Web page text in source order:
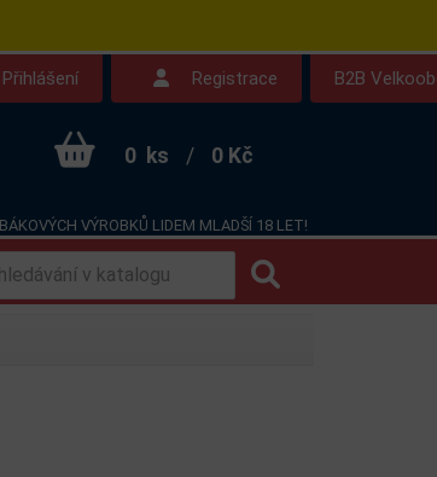
Přihlášení Registrace B2B
0 ks / 0 Kč
VÝROBKŮ LIDEM MLADŠÍ 18 LET!